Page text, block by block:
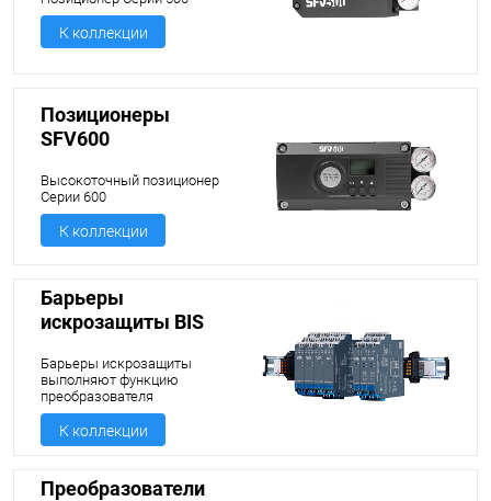
К коллекции
Позиционеры
SFV600
Высокоточный позиционер
Серии 600
К коллекции
Барьеры
искрозащиты BIS
Барьеры искрозащиты
выполняют функцию
преобразователя
измерительного или
изолятора
гальванического. Барьеры
разделительных элементов
между искробезопасными
К коллекции
Преобразователи